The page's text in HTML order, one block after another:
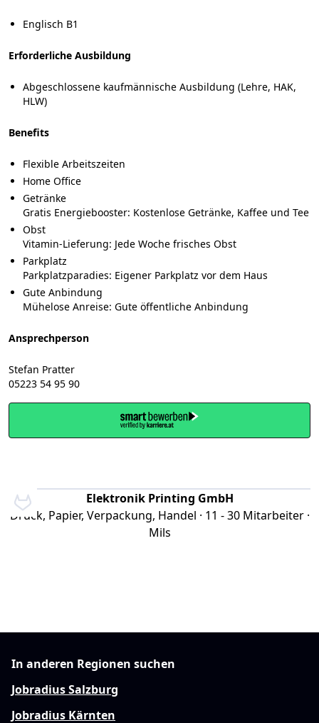
Englisch B1
Erforderliche Ausbildung
Abgeschlossene kaufmännische Ausbildung (Lehre, HAK,
HLW)
Benefits
Flexible Arbeitszeiten
Home Office
Getränke
Gratis Energiebooster: Kostenlose Getränke, Kaffee und Tee
Obst
Vitamin-Lieferung: Jede Woche frisches Obst
Parkplatz
Parkplatzparadies: Eigener Parkplatz vor dem Haus
Gute Anbindung
Mühelose Anreise: Gute öffentliche Anbindung
Ansprechperson
Stefan Pratter
05223 54 95 90
Elektronik Printing GmbH
Druck, Papier, Verpackung, Handel · 11 - 30 Mitarbeiter ·
Mils
In anderen Regionen suchen
Jobradius Salzburg
Jobradius Kärnten